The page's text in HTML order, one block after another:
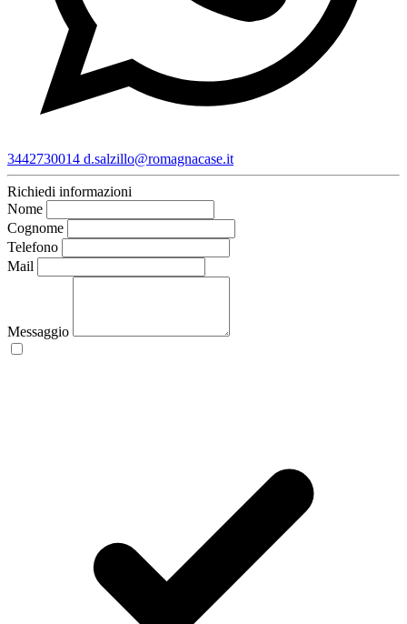
3442730014 d.salzillo@romagnacase.it
Richiedi informazioni
Nome
Cognome
Telefono
Mail
Messaggio